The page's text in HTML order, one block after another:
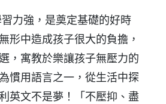
力強，是奠定基礎的好時
形中造成孩子很大的負擔，
，寓教於樂讓孩子無壓力的
慣用語言之一，從生活中探
英文不是夢！「不壓抑、盡